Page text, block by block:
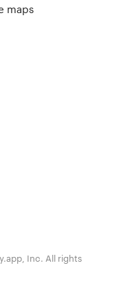
maps
Inc. All rights